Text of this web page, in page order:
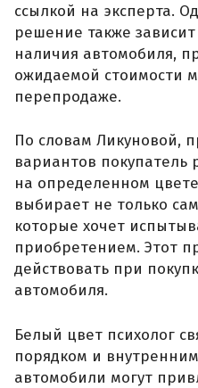
ссылкой на эксперта.
решение также
наличия автомобиля,
ожидаемой стоимости
перепродаже.
По словам Ликуновой,
вариантов покупатель
на определенном
выбирает не только
которые хочет
приобретением. Этот
действовать при
автомобиля.
Белый цвет психолог
порядком и
автомобили могут